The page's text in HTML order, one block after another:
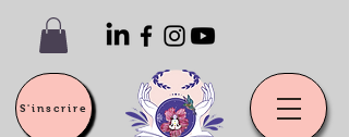
S'inscrire